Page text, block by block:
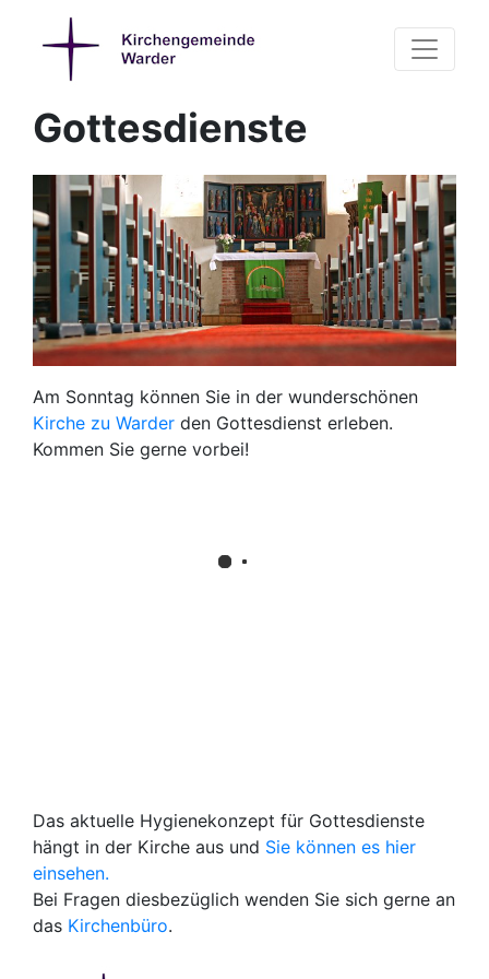
Gottesdienste
Am Sonntag können Sie in der wunderschönen
Kirche zu Warder den Gottesdienst erleben.
Kommen Sie gerne vorbei!
Das aktuelle Hygienekonzept für Gottesdienste
hängt in der Kirche aus und Sie können es hier
einsehen.
Bei Fragen diesbezüglich wenden Sie sich gerne an
das Kirchenbüro.